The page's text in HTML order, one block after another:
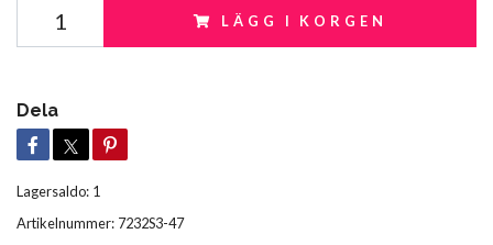
LÄGG I KORGEN
Dela
Lagersaldo: 1
Artikelnummer: 7232S3-47